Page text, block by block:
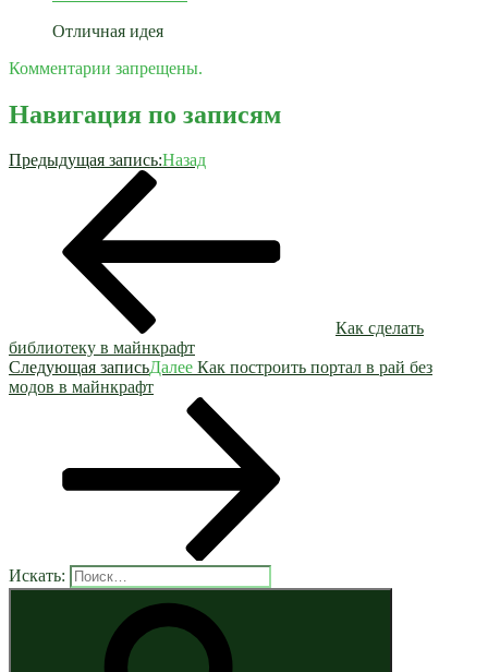
Отличная идея
Комментарии запрещены.
Навигация по записям
Предыдущая запись:Назад
Как сделать
библиотеку в майнкрафт
Следующая записьДалее Как построить портал в рай без
модов в майнкрафт
Искать: